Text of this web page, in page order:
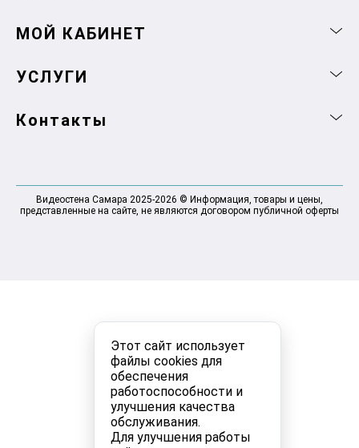
Этот сайт использует
файлы cookies для
обеспечения
работоспособности и
улучшения качества
обслуживания.
Для улучшения работы
МОЙ КАБИНЕТ
УСЛУГИ
Контакты
Видеостена Самара 2025-2026 © Информация, товары и цены,
представленные на сайте, не являются договором публичной оферты